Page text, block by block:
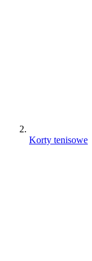
Korty tenisowe